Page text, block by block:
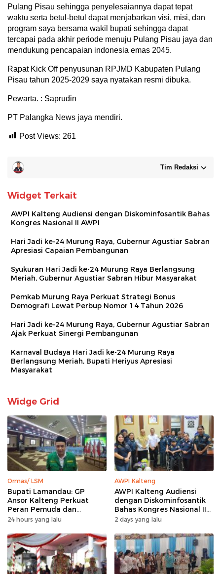
Pulang Pisau sehingga penyelesaiannya dapat tepat
waktu serta betul-betul dapat menjabarkan visi, misi, dan
program saya bersama wakil bupati sehingga dapat
tercapai pada akhir periode menuju Pulang Pisau jaya dan
mendukung pencapaian indonesia emas 2045.
Rapat Kick Off penyusunan RPJMD Kabupaten Pulang
Pisau tahun 2025-2029 saya nyatakan resmi dibuka.
Pewarta. : Saprudin
PT Palangka News jaya mendiri.
Post Views: 261
Tim Redaksi
Widget Terkait
AWPI Kalteng Audiensi dengan Diskominfosantik Bahas
Kongres Nasional II AWPI
Hari Jadi ke-24 Murung Raya, Gubernur Agustiar Sabran
Apresiasi Capaian Pembangunan
Syukuran Hari Jadi ke-24 Murung Raya Berlangsung
Meriah, Gubernur Agustiar Sabran Hibur Masyarakat
Pemkab Murung Raya Perkuat Strategi Bonus
Demografi Lewat Perbup Nomor 14 Tahun 2026
Hari Jadi ke-24 Murung Raya, Gubernur Agustiar Sabran
Ajak Perkuat Sinergi Pembangunan
Karnaval Budaya Hari Jadi ke-24 Murung Raya
Berlangsung Meriah, Bupati Heriyus Apresiasi
Masyarakat
Widge Grid
Ormas/ LSM
Bupati Lamandau: GP
Ansor Kalteng Perkuat
Peran Pemuda dan
Penanganan Karhutla
24 hours yang lalu
AWPI Kalteng
AWPI Kalteng Audiensi
dengan Diskominfosantik
Bahas Kongres Nasional II
AWPI
2 days yang lalu